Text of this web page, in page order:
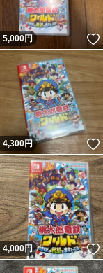
5,000円
4,300円
4,000円